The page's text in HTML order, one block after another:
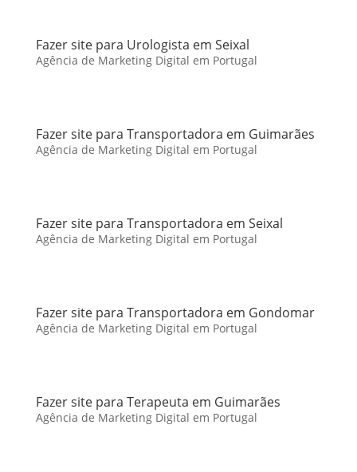
Fazer site para Urologista em Seixal
Agência de Marketing Digital em Portugal
Fazer site para Transportadora em Guimarães
Agência de Marketing Digital em Portugal
Fazer site para Transportadora em Seixal
Agência de Marketing Digital em Portugal
Fazer site para Transportadora em Gondomar
Agência de Marketing Digital em Portugal
Fazer site para Terapeuta em Guimarães
Agência de Marketing Digital em Portugal